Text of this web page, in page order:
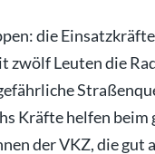
die
zwölf Leuten die
Kräfte helfen
der VKZ, die gut